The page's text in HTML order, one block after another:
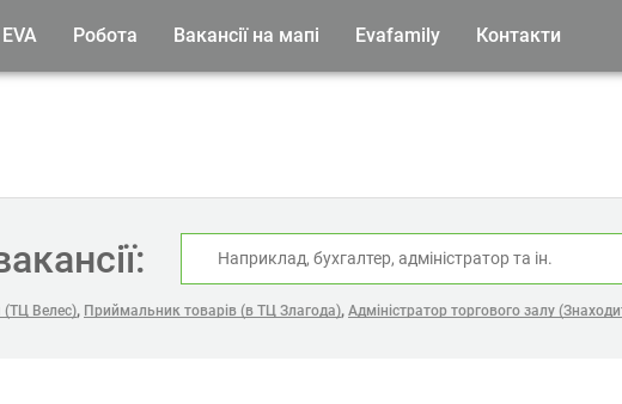
Робота Вакансії на мапі Evafamily Контакти
(ТЦ Велес), Приймальник товарів (в ТЦ Злагода), Адміністратор торгового залу